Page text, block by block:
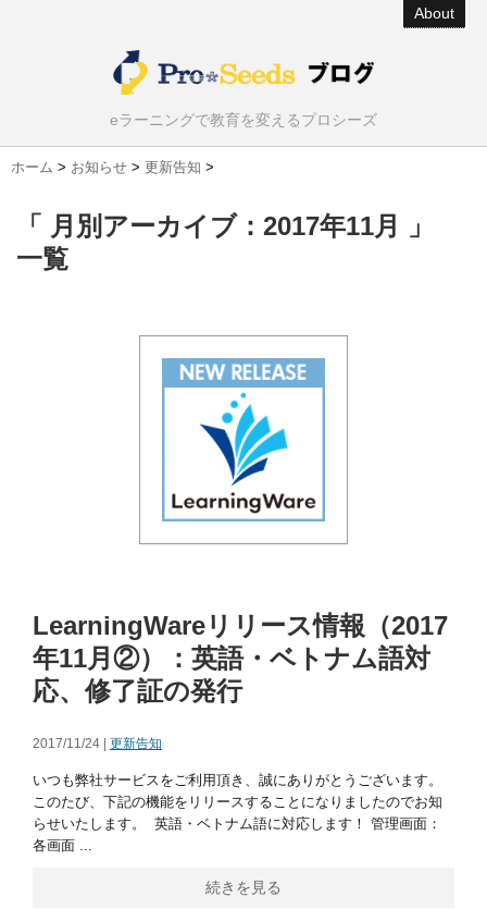
About
eラーニングで教育を変えるプロシーズ
ホーム > お知らせ > 更新告知 >
「 月別アーカイブ：2017年11月 」
一覧
LearningWareリリース情報（2017
年11月②）：英語・ベトナム語対
応、修了証の発行
2017/11/24 | 更新告知
いつも弊社サービスをご利用頂き、誠にありがとうございます。
このたび、下記の機能をリリースすることになりましたのでお知
らせいたします。 英語・ベトナム語に対応します！ 管理画面：
各画面 ...
続きを見る